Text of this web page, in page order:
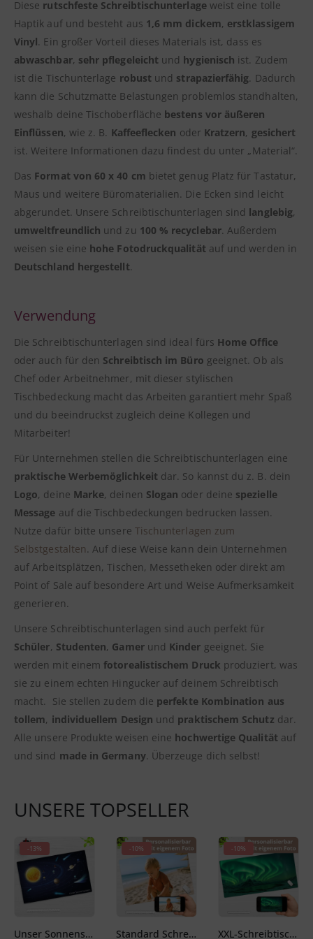
Diese rutschfeste Schreibtischunterlageweist eine tolle
Haptik auf und besteht aus 1,6 mm dickem, erstklassigem
Vinyl. Ein großer Vorteil dieses Materials ist, dass es
abwaschbar, sehr pflegeleicht und hygienisch ist. Zudem
ist die Tischunterlage robust und strapazierfähig. Dadurch
kann die Schutzmatte Belastungen problemlos standhalten,
weshalb deine Tischoberfläche bestens vor äußeren
Einflüssen, wie z. B. Kaffeeflecken oder Kratzern, gesichert
ist. Weitere Informationen dazu findest du unter „Material“.
Das Format von 60 x 40 cm bietet genug Platz für Tastatur,
Maus und weitere Büromaterialien. Die Ecken sind leicht
abgerundet. Unsere Schreibtischunterlagen sind langlebig,
umweltfreundlich und zu 100 % recyclebar. Außerdem
weisen sie eine hohe Fotodruckqualität auf und werden in
Deutschland hergestellt.
Verwendung
Die Schreibtischunterlagen sind ideal fürs Home Office
oder auch für den Schreibtisch im Büro geeignet. Ob als
Chef oder Arbeitnehmer, mit dieser stylischen
Tischbedeckung macht das Arbeiten garantiert mehr Spaß
und du beeindruckst zugleich deine Kollegen und
Mitarbeiter!
Für Unternehmen stellen die Schreibtischunterlagen eine
praktische Werbemöglichkeit dar. So kannst du z. B. dein
Logo, deine Marke, deinen Slogan oder deine spezielle
Message auf die Tischbedeckungen bedrucken lassen.
Nutze dafür bitte unsere Tischunterlagen zum
Selbstgestalten. Auf diese Weise kann dein Unternehmen
auf Arbeitsplätzen, Tischen, Messetheken oder direkt am
Point of Sale auf besondere Art und Weise Aufmerksamkeit
generieren.
Unsere Schreibtischunterlagen sind auch perfekt für
Schüler, Studenten, Gamerund Kinder geeignet. Sie
werden mit einem fotorealistischem Druck produziert, was
sie zu einem echten Hingucker auf deinem Schreibtisch
macht. Sie stellen zudem die perfekte Kombination aus
tollem, individuellem Design und praktischem Schutz dar.
Alle unsere Produkte weisen eine hochwertige Qualität auf
und sind made in Germany. Überzeuge dich selbst!
UNSERE TOPSELLER
-13%
Unser Sonnensystem – Schreibtischunterlage 65 x 40 cm
-10%
Standard Schreibtischunterlage – selbst gestalten – 60 x 40 cm
-10%
XXL-Schreibtischunterlage – selbst gestalten – 100 x 50 cm